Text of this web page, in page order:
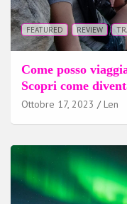
FEATURED REVIEW
Come posso
Scopri come
Ottobre 17, 2023 Len